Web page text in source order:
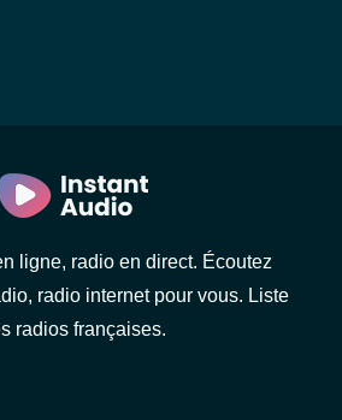
ligne, radio en direct. Écoutez
radio internet pour vous. Liste
radios françaises.